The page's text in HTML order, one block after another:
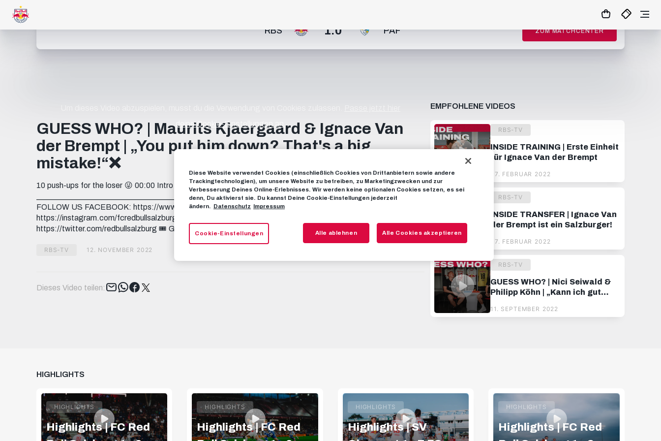
RBS 1:0 PAF ZUM MATCHCENTER
deine Cookie-Einstellungen an.
GUESS WHO? | Maurits Kjaergaard & Ignace Van
der Brempt | „You put him down? That's a big
mistake!“❌
10 push-ups for the loser 😜 00:00 Intro 00:24 Round 1 03:20 Round 2 05:29 Round 3 08:25 punishment
___________________________________________ Subscribe now to FC Red Bull Salzburg on YouTube! 📱
FOLLOW US FACEBOOK: https://www.facebook.com/FCRedBullSal... INSTAGRAM:
https://instagram.com/fcredbullsalzburg TWITCH: https://www.twitch.tv/fcredbullsalzburg TWITTER:
https://twitter.com/redbullsalzburg 🎟️ GET YOUR TICKET: www.redbullsalzburg.at/tickets
RBS-TV 12. NOVEMBER 2022
Dieses Video teilen: Tweet
EMPFOHLENE VIDEOS
RBS-TV
INSIDE TRAINING | Erste Einheit
für Ignace Van der Brempt
07. FEBRUAR 2022
RBS-TV
INSIDE TRANSFER | Ignace Van
der Brempt ist ein Salzburger!
07. FEBRUAR 2022
RBS-TV
GUESS WHO? | Nici Seiwald &
Philipp Köhn | „Kann ich gut
dribbeln?“ - „Nicht unbedingt
...“ 🤣
11. SEPTEMBER 2022
HIGHLIGHTS
HIGHLIGHTS
Highlights | FC Red
HIGHLIGHTS
Highlights | FC Red
HIGHLIGHTS
Highlights | SV
HIGHLIGHTS
Highlights | FC Red
Diese Website verwendet Cookies (einschließlich Cookies von Drittanbietern sowie andere
Trackingtechnologien), um unsere Website zu betreiben, zu Marketingzwecken und zur
Verbesserung Deines Online-Erlebnisses. Wir werden keine optionalen Cookies setzen, es sei
denn, Du aktivierst sie. Du kannst Deine Cookie-Einstellungen jederzeit
ändern.
Datenschutz Impressum
Cookie-Einstellungen Alle ablehnen Alle Cookies akzeptieren